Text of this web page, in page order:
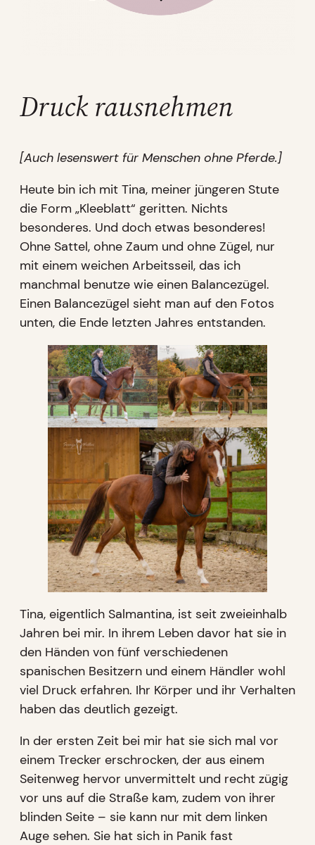
Druck rausnehmen
[Auch lesenswert für Menschen ohne Pferde.]
Heute bin ich mit Tina, meiner jüngeren Stute
die Form „Kleeblatt“ geritten. Nichts
besonderes. Und doch etwas besonderes!
Ohne Sattel, ohne Zaum und ohne Zügel, nur
mit einem weichen Arbeitsseil, das ich
manchmal benutze wie einen Balancezügel.
Einen Balancezügel sieht man auf den Fotos
unten, die Ende letzten Jahres entstanden.
Tina, eigentlich Salmantina, ist seit zweieinhalb
Jahren bei mir. In ihrem Leben davor hat sie in
den Händen von fünf verschiedenen
spanischen Besitzern und einem Händler wohl
viel Druck erfahren. Ihr Körper und ihr Verhalten
haben das deutlich gezeigt.
In der ersten Zeit bei mir hat sie sich mal vor
einem Trecker erschrocken, der aus einem
Seitenweg hervor unvermittelt und recht zügig
vor uns auf die Straße kam, zudem von ihrer
blinden Seite – sie kann nur mit dem linken
Auge sehen. Sie hat sich in Panik fast